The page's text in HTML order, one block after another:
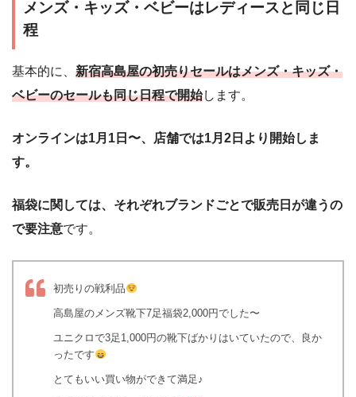
メンズ・キッズ・ベビーはレディースと同じ日
程
基本的に、 新宿高島屋の初売りセールはメンズ・キッズ・
ベビーのセールも同じ日程で開始します。
オンラインは1月1日〜、店舗では1月2日より開始しま
す。
福袋に関しては、それぞれブランドごとで販売日が違うの
で要注意です。
初売りの戦利品
高島屋のメンズ靴下7足福袋2,000円でした〜
ユニクロで3足1,000円の靴下ばかりはいていたので、良か
ったです
とてもいい買い物ができて満足♪